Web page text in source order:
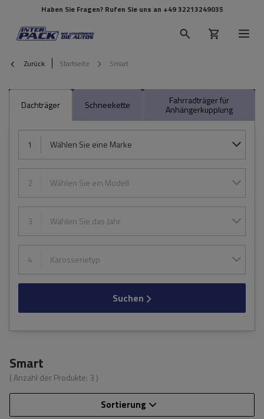
Haben Sie Fragen? Rufen Sie uns an +49 32213249035
Zurück Startseite Smart
Dachträger Schneekette Fahrradträger für
Anhängerkupplung
1 Wählen Sie eine Marke
2 Wählen Sie ein Modell
3 Wählen Sie das Jahr
4 Karosserietyp
Suchen
Smart
( Anzahl der Produkte: 3 )
Sortierung